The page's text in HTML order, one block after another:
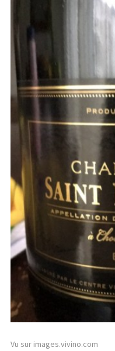
Vu sur images.vivino.com